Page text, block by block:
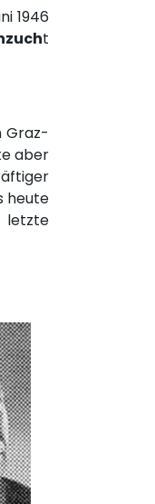
1946
t
Graz-
aber
heute
letzte